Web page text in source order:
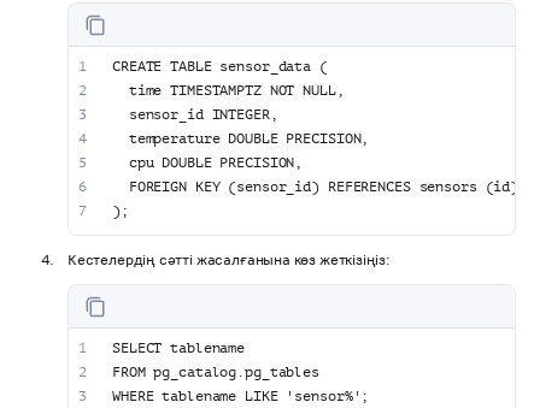
CREATE TABLE sensor_data (
  time TIMESTAMPTZ NOT NULL,
  sensor_id INTEGER,
  temperature DOUBLE PRECISION,
  cpu DOUBLE PRECISION,
  FOREIGN KEY (sensor_id) REFERENCES sensors (id)
);
Кестелердің сәтті жасалғанына көз жеткізіңіз:
SELECT tablename
FROM pg_catalog.pg_tables
WHERE tablename LIKE 'sensor%';